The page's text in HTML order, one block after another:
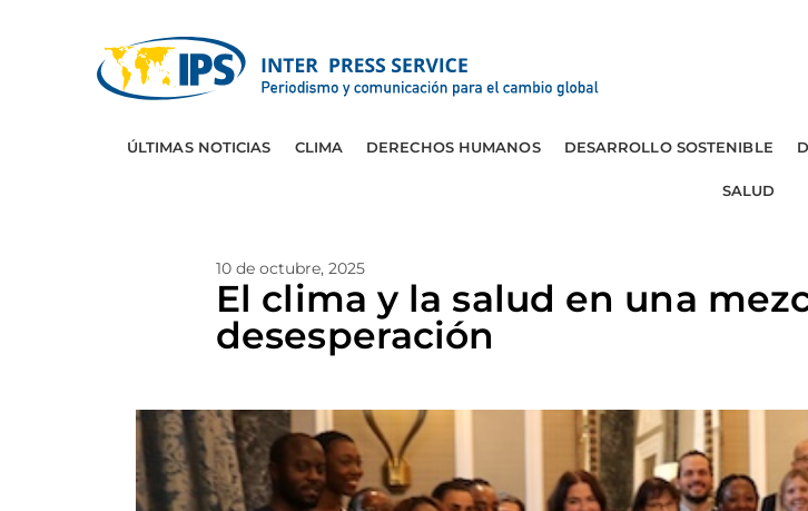
ÚLTIMAS NOTICIAS CLIMA DERECHOS HUMANOS DESARROLLO SOSTENIBLE
SALUD
10 de octubre, 2025
El clima y la salud en una
desesperación